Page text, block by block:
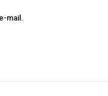
mail.